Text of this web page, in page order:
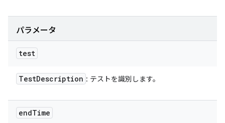
パラメータ
test
TestDescription : テストを識別します。
endTime